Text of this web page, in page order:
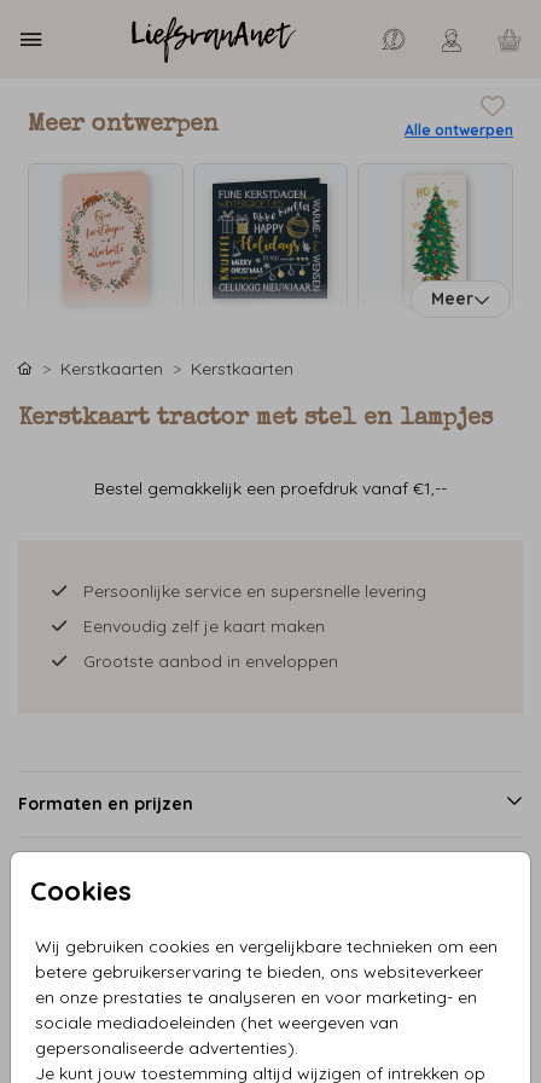
Cookies
Wij gebruiken cookies en vergelijkbare technieken om een
betere gebruikerservaring te bieden, ons websiteverkeer
en onze prestaties te analyseren en voor marketing- en
sociale mediadoeleinden (het weergeven van
gepersonaliseerde advertenties).
Je kunt jouw toestemming altijd wijzigen of intrekken op
Meer ontwerpen Alle ontwerpen
Meer
Kerstkaarten Kerstkaarten
Kerstkaart tractor met stel en lampjes
Bestel gemakkelijk een proefdruk vanaf €1,--
Persoonlijke service en supersnelle levering
Eenvoudig zelf je kaart maken
Grootste aanbod in enveloppen
Formaten en prijzen
Productinformatie
Omschrijving
Kerstkaart tractor met stel en lampjes, deze kaart is naar
wens samen te stellen.